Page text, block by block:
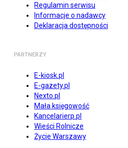
Regulamin serwisu
Informacje o nadawcy
Deklaracja dostępności
PARTNERZY
E-kiosk.pl
E-gazety.pl
Nexto.pl
Mała księgowość
Kancelarierp.pl
Wieści Rolnicze
Życie Warszawy